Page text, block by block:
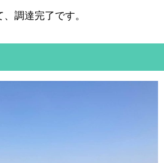
調達完了です。